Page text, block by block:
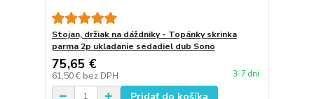
Stojan, držiak na dáždniky - Topánky skrinka
parma 2p ukladanie sedadiel dub Sono
75,65 €
61,50 € bez DPH 3-7 dni
Pridať do košíka